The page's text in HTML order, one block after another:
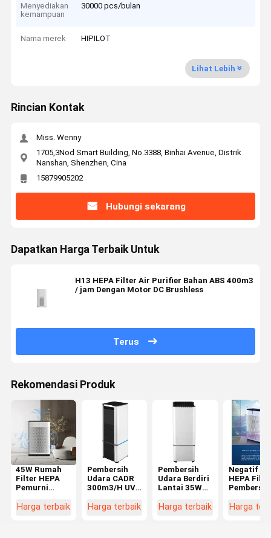
Menyediakan
kemampuan
30000 pcs/bulan
Nama merek HIPILOT
Lihat Lebih
Rincian Kontak
Miss. Wenny
1705,3Nod Smart Building, No.3388, Binhai Avenue, Distrik
Nanshan, Shenzhen, Cina
15879905202
Hubungi sekarang
Dapatkan Harga Terbaik Untuk
H13 HEPA Filter Air Purifier Bahan ABS 400m3
/ jam Dengan Motor DC Brushless
Terus
Rekomendasi Produk
45W Rumah
Filter HEPA
Pemurni
Sentuh
Harga terbaik
Pembersih
Udara CADR
300m3/H UVC
Harga terbaik
Pembersih
Udara Berdiri
Lantai 35W
Dengan H13
Harga terbaik
Negatif
HEPA
Pembersih
Pembersih
Harga